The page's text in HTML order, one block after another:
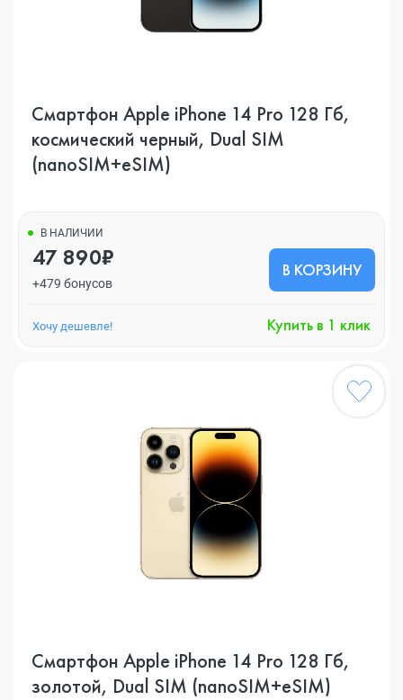
Смартфон Apple iPhone 14 Pro 128 Гб,
космический черный, Dual SIM
(nanoSIM+eSIM)
В НАЛИЧИИ
47 890₽
+479 бонусов
В КОРЗИНУ
Хочу дешевле! Купить в 1 клик
Смартфон Apple iPhone 14 Pro 128 Гб,
золотой, Dual SIM (nanoSIM+eSIM)